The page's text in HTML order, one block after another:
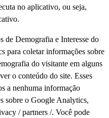
no aplicativo, ou seja,
de Demografia e Interesse do
para coletar informações sobre
do visitante em alguns
o conteúdo do site. Esses
a nenhuma informação
sobre o Google Analytics,
/ partners /. Você pode